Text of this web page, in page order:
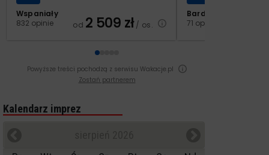
Wspaniały
832 opinie
od 2 509 zł/ os.
Bardzo dobry
71 opinii
Powyższe treści pochodzą z serwisu Wakacje.pl
Zostań partnerem
Kalendarz imprez